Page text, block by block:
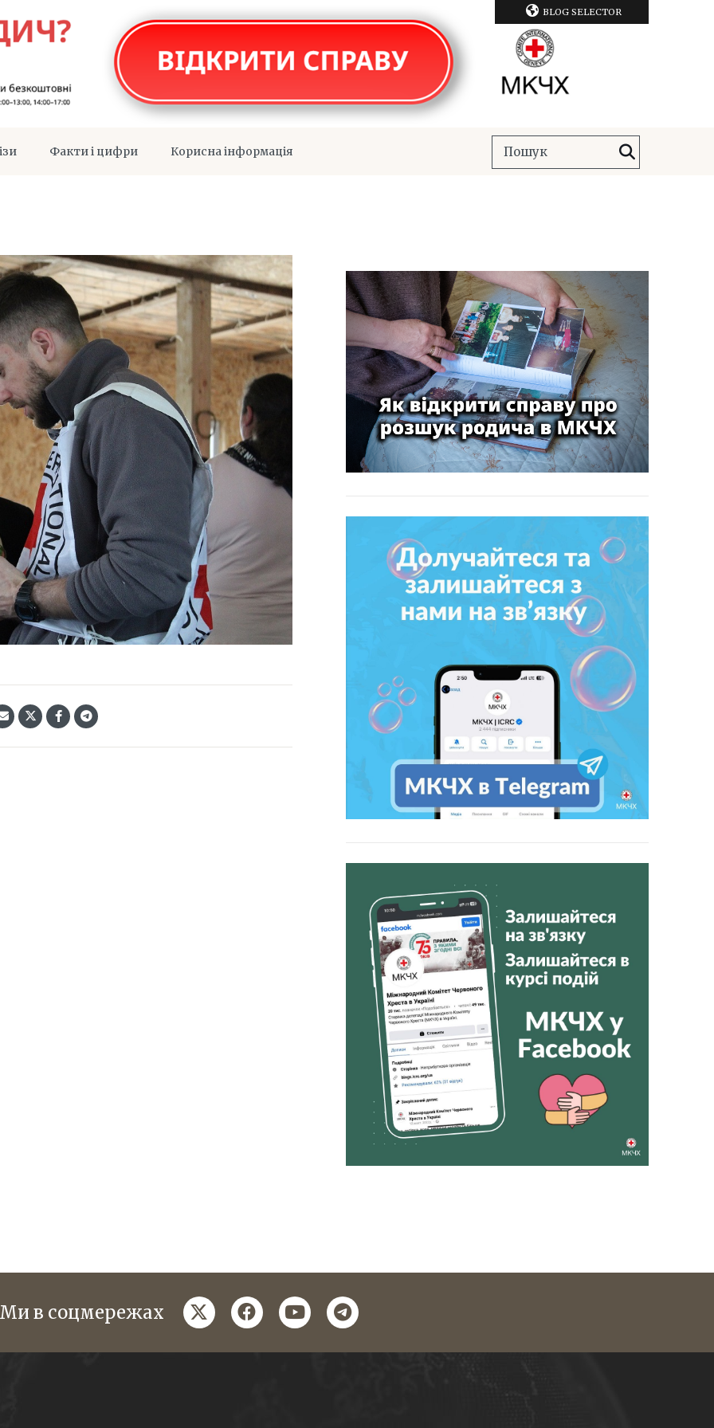
BLOG SELECTOR
Факти і цифри Корисна інформація
Ми в соцмережах twitterfacebookyoutubetelegram